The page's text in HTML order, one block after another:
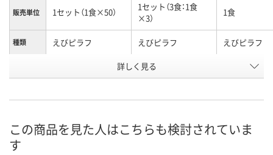
販売単位 1セット（1食×50）
1セット（3食：1食
×3）
1食
種類 えびピラフ えびピラフ えびピラフ
3112922 3112913
お届け日 8月8日（土） 8月8日（土） 8月8日（土）
詳しく見る
この商品を見た人はこちらも検討されていま
す